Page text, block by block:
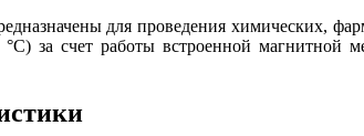
для проведения химических,
за счет работы встроенной магнитной